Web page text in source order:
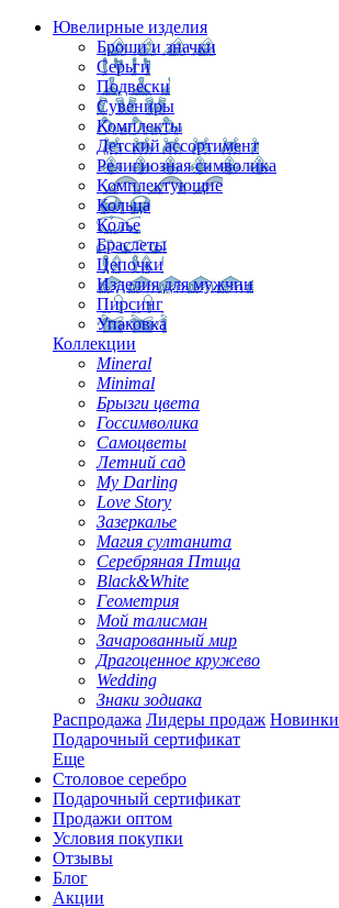
Ювелирные изделия
Броши и значки
Серьги
Подвески
Сувениры
Комплекты
Детский ассортимент
Религиозная символика
Комплектующие
Кольца
Колье
Браслеты
Цепочки
Изделия для мужчин
Пирсинг
Упаковка
Коллекции
Mineral
Minimal
Брызги цвета
Госсимволика
Самоцветы
Летний сад
My Darling
Love Story
Зазеркалье
Магия султанита
Серебряная Птица
Black&White
Геометрия
Мой талисман
Зачарованный мир
Драгоценное кружево
Wedding
Знаки зодиака
Распродажа Лидеры продаж Новинки
Подарочный сертификат
Еще
Столовое серебро
Подарочный сертификат
Продажи оптом
Условия покупки
Отзывы
Блог
Акции